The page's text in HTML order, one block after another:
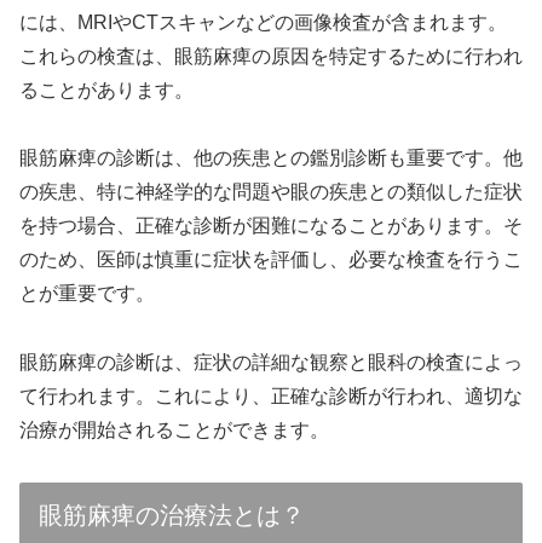
には、MRIやCTスキャンなどの画像検査が含まれます。
これらの検査は、眼筋麻痺の原因を特定するために行われ
ることがあります。
眼筋麻痺の診断は、他の疾患との鑑別診断も重要です。他
の疾患、特に神経学的な問題や眼の疾患との類似した症状
を持つ場合、正確な診断が困難になることがあります。そ
のため、医師は慎重に症状を評価し、必要な検査を行うこ
とが重要です。
眼筋麻痺の診断は、症状の詳細な観察と眼科の検査によっ
て行われます。これにより、正確な診断が行われ、適切な
治療が開始されることができます。
眼筋麻痺の治療法とは？